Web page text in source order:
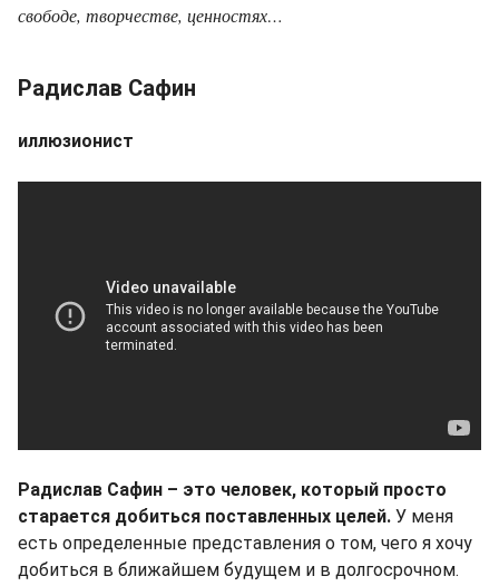
свободе, творчестве, ценностях…
Радислав Сафин
иллюзионист
Радислав Сафин – это человек, который просто
старается добиться поставленных целей. У меня
есть определенные представления о том, чего я хочу
добиться в ближайшем будущем и в долгосрочном.